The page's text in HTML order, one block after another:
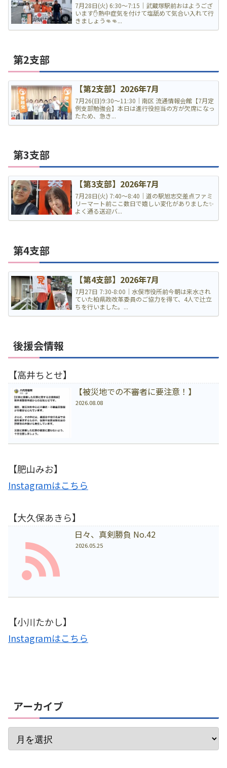
7月28日(火) 6:30〜7:15｜武蔵塚駅前おはようござ
います✋熱中症気を付けて塩舐めて気合い入れて行
きましょう👊👊...
第2支部
【第2支部】2026年7月
7月26(日)9:30〜11:30｜南区 流通情報会館【7月定
例支部勉強会】本日は進行役担当の方が欠席になっ
たため、急き...
第3支部
【第3支部】2026年7月
7月28日(火) 7:40〜8:40｜道の駅旭志交差点ファミ
リーマート前ここ数日で嬉しい変化がありました✨
よく通る送迎バ...
第4支部
【第4支部】2026年7月
7月27日 7:30-8:00｜水俣市役所前今朝は来水され
ていた柏県政改革委員のご協力を得て、4人で辻立
ちを行いました。...
後援会情報
【高井ちとせ】
【被災地での不審者に要注意！】
2026.08.08
【肥山みお】
Instagramはこちら
【大久保あきら】
日々、真剣勝負 No.42
2026.05.25
【小川たかし】
Instagramはこちら
アーカイブ